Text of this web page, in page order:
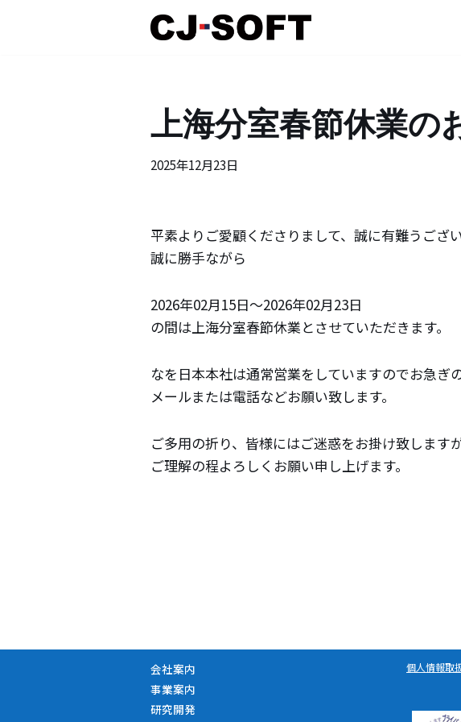
上海分室春節休業の
2025年12月23日
平素よりご愛顧くださりまして、誠に有難うござい
誠に勝手ながら
2026年02月15日～2026年02月23日
の間は上海分室春節休業とさせていただきます。
なを日本本社は通常営業をしていますのでお急ぎ
メールまたは電話などお願い致します。
ご多用の折り、皆様にはご迷惑をお掛け致しますが
ご理解の程よろしくお願い申し上げます。
会社案内
事業案内
研究開発
個人情報取